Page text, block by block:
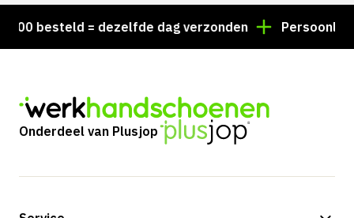
besteld = dezelfde dag verzonden Persoonlijk
Onderdeel van Plusjop